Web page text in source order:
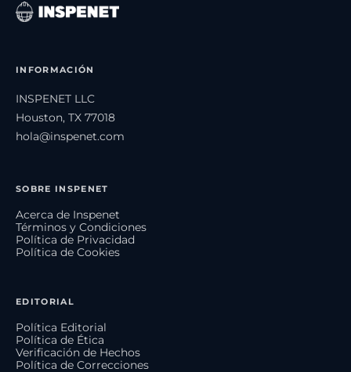
INFORMACIÓN
INSPENET LLC
Houston, TX 77018
hola@inspenet.com
SOBRE INSPENET
Acerca de Inspenet
Términos y Condiciones
Política de Privacidad
Política de Cookies
EDITORIAL
Política Editorial
Política de Ética
Verificación de Hechos
Política de Correcciones